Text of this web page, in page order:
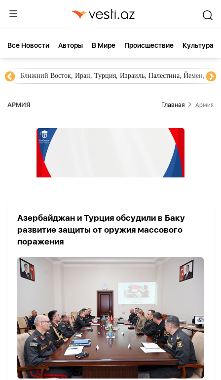
Все Новости Aвторы В Мире Происшествие Культура
Ближний Восток, Иран, Турция, Израиль, Палестина, Йемен,
АРМИЯ Главная Армия
Азербайджан и Турция обсудили в Баку
развитие защиты от оружия массового
поражения